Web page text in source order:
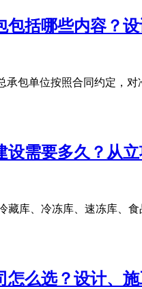
包括哪些内容？
承包单位按照合同约定，
设需要多久？从
藏库、冷冻库、速冻库、
怎么选？设计、